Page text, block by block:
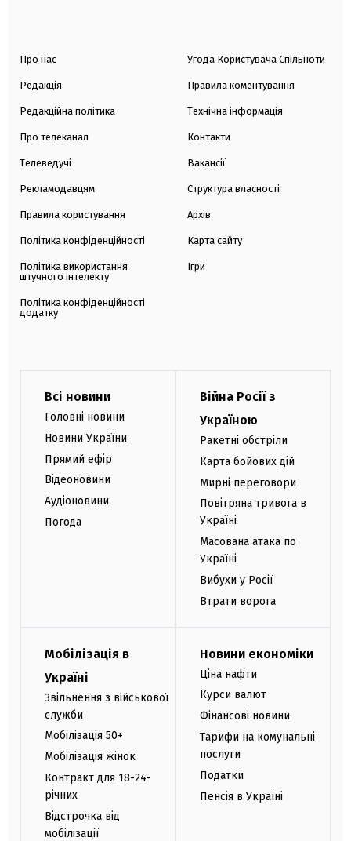
Про нас
Редакція
Редакційна політика
Про телеканал
Телеведучі
Рекламодавцям
Правила користування
Політика конфіденційності
Політика використання
штучного інтелекту
Політика конфіденційності
додатку
Угода Користувача Спільноти
Правила коментування
Технічна інформація
Контакти
Вакансії
Структура власності
Архів
Карта сайту
Ігри
Всі новини
Головні новини
Новини України
Прямий ефір
Відеоновини
Аудіоновини
Погода
Війна Росії з
Україною
Ракетні обстріли
Карта бойових дій
Мирні переговори
Повітряна тривога в
Україні
Масована атака по
Україні
Вибухи у Росії
Втрати ворога
Мобілізація в
Україні
Звільнення з військової
служби
Мобілізація 50+
Мобілізація жінок
Контракт для 18-24-
річних
Відстрочка від
мобілізації
Новини економіки
Ціна нафти
Курси валют
Фінансові новини
Тарифи на комунальні
послуги
Податки
Пенсія в Україні